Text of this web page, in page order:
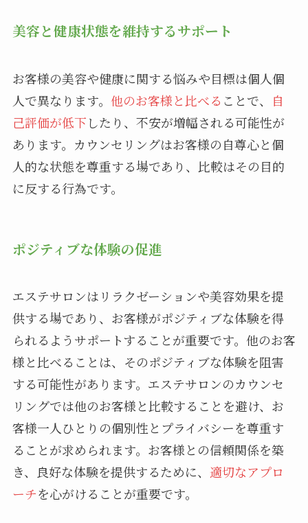
美容と健康状態を維持するサポート
お客様の美容や健康に関する悩みや目標は個人個
人で異なります。 他のお客様と比べる ことで、
自
己評価が低下したり、不安が増幅される可能性が
あります。カウンセリングはお客様の自尊心と個
人的な状態を尊重する場であり、比較はその目的
に反する行為です。
ポジティブな体験の促進
エステサロンはリラクゼーションや美容効果を提
供する場であり、お客様がポジティブな体験を得
られるようサポートすることが重要です。他のお客
様と比べることは、そのポジティブな体験を阻害
する可能性があります。エステサロンのカウンセ
リングでは他のお客様と比較することを避け、お
客様一人ひとりの個別性とプライバシーを尊重す
ることが求められます。お客様との信頼関係を築
き、良好な体験を提供するために、 適切なアプロ
ーチを心がけることが重要です。